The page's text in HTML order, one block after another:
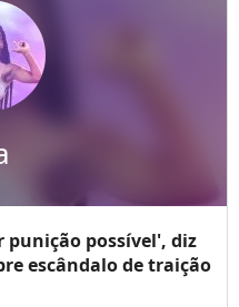
punição possível', diz
escândalo de traição